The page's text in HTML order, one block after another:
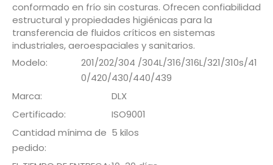
conformado en frío sin costuras. Ofrecen confiabilidad
estructural y propiedades higiénicas para la
transferencia de fluidos críticos en sistemas
industriales, aeroespaciales y sanitarios.
Modelo:
201/202/304 /304L/316/316L/321/310s/41
0/420/430/440/439
Marca:
DLX
Certificado:
ISO9001
Cantidad mínima de
pedido:
5 kilos